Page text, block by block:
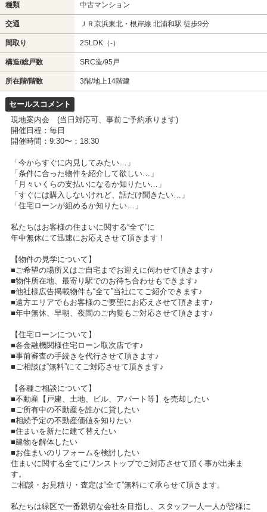
種類 中古マンション
交通 ＪＲ京浜東北・根岸線 北浦和駅 徒歩9分
間取り 2SLDK（-）
構造/総戸数 SRC造/95戸
所在階/階数 3階/地上14階建
セールスコメント
現地案内会 (当日対応可、事前ご予約承ります)
開催日程：毎日
開催時間：9:30〜；18:30
「今からすぐに内見してみたい…」
「条件に合った物件を紹介して欲しい…」
「月々いくらの支払いになるか知りたい…」
「すぐには購入しないけれど、話だけ聞きたい…」
「住宅ローンが組めるか知りたい…」
私たちはお客様の住まいに関する“全て”に
年中無休にて迅速にお応えさせて頂きます！
【物件の見学について】
■ご希望の場所又はご自宅までお迎えに伺わせて頂きます♪
■物件所在地、最寄り駅でのお待ち合わせもできます♪
■他社様広告掲載物件も“全て”当社にてご紹介できます♪
■遠方エリアでもお客様のご要望にお応えさせて頂きます♪
■年中無休、早朝、夜間のご内覧もご対応させて頂きます♪
【住宅ローンについて】
■各金融機関様住宅ローン取次店です♪
■事前審査の手続きを代行させて頂きます♪
■ご相談は“無料”にてご対応させて頂きます♪
【各種ご相談について】
■不動産【戸建、土地、ビル、アパート等】を売却したい
■ご所有中の不動産を誰かに貸したい
■相続予定の不動産価値を知りたい
■住まいを新たに建て替えたい
■建物を解体したい
■お住まいのリフォームを検討したい
住まいに関する全てにワンストップでご対応させて頂く事が出来ま
す。
ご相談・お見積り・査定は“全て”無料にて承らせて頂きます。
私たちは緑区で一番親切な会社を目指し、スタッフ一人一人が皆様に